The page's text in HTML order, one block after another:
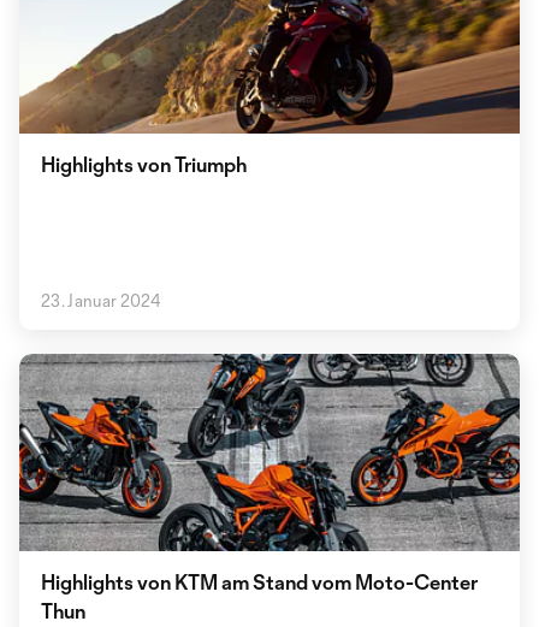
Highlights von Triumph
23. Januar 2024
Highlights von KTM am Stand vom Moto-Center
Thun